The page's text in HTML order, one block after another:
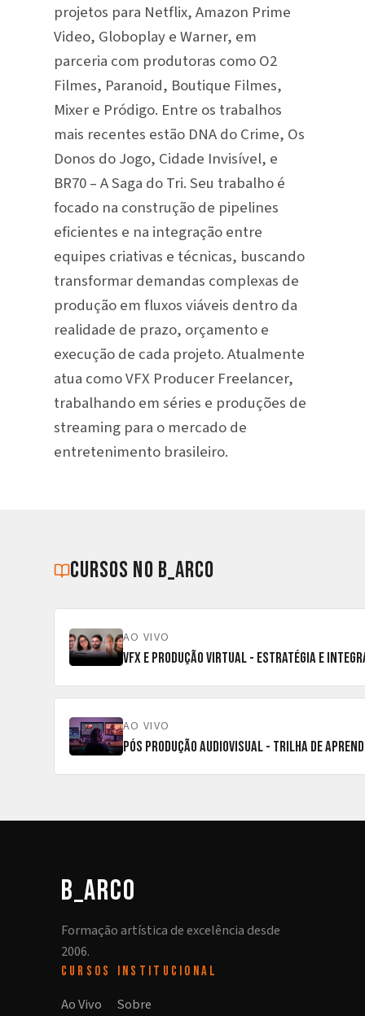
projetos para Netflix, Amazon Prime
Video, Globoplay e Warner, em
parceria com produtoras como O2
Filmes, Paranoid, Boutique Filmes,
Mixer e Pródigo. Entre os trabalhos
mais recentes estão DNA do Crime, Os
Donos do Jogo, Cidade Invisível, e
BR70 – A Saga do Tri. Seu trabalho é
focado na construção de pipelines
eficientes e na integração entre
equipes criativas e técnicas, buscando
transformar demandas complexas de
produção em fluxos viáveis dentro da
realidade de prazo, orçamento e
execução de cada projeto. Atualmente
atua como VFX Producer Freelancer,
trabalhando em séries e produções de
streaming para o mercado de
entretenimento brasileiro.
cursos no b_arco
AO VIVO
AO VIVO
Pós Produção Audiovisual - Trilha de
b_arco
Formação artística de excelência desde
2006.
CURSOS
Ao Vivo
INSTITUCIONAL
Sobre